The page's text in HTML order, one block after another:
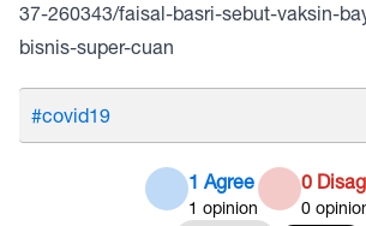
37-260343/faisal-basri-sebut-vaksin-
bisnis-super-cuan
#covid19
1 Agree
1 opinion
0
0